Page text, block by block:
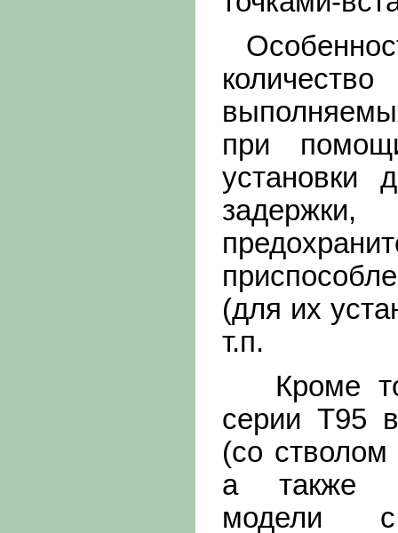
при
установки
(для их
т.п.
Кроме
серии Т95
(со стволом
а также
модели